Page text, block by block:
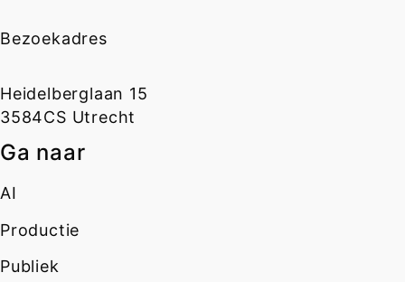
Bezoekadres
Heidelberglaan 15
3584CS Utrecht
Ga naar
AI
Productie
Publiek